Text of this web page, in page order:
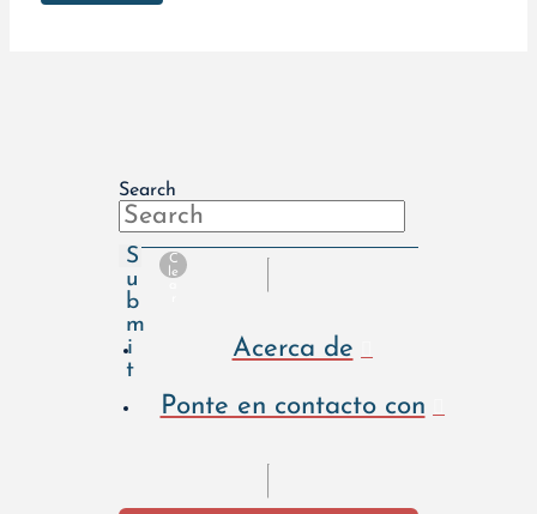
Search
S
u
b
m
i
t
C
le
Acerca de
Ponte en contacto con